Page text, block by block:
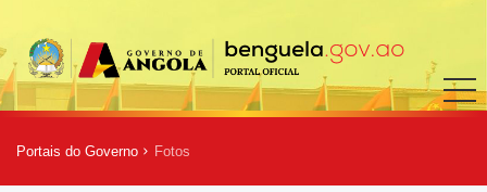
Portais do Governo Fotos